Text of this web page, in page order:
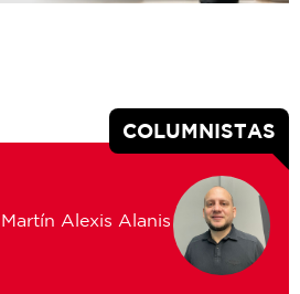
COLUMNISTAS
Martín Alexis Alanis